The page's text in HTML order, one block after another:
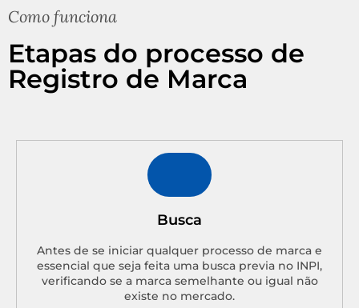
Como funciona
Etapas do processo de
Registro de Marca
Busca
Antes de se iniciar qualquer processo de marca e
essencial que seja feita uma busca previa no INPI,
verificando se a marca semelhante ou igual não
existe no mercado.